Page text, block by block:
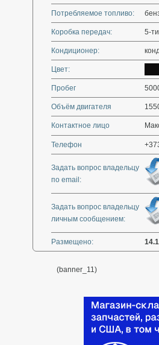
Потребляемое топливо:
Коробка передач: 5-
Кондиционер:
Цвет:
Пробег
Объём двигателя
Контактное лицо
Телефон
Задать вопрос владельцу
по email:
Задать вопрос владельцу
личным сообщением:
Размещено:
(banner_11)